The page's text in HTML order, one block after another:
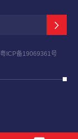
粤ICP备19069361号